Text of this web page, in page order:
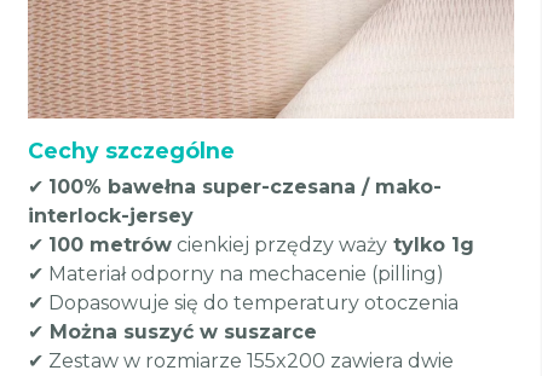
Cechy szczególne
✔ 100% bawełna super-czesana / mako-
interlock-jersey
✔ 100 metrów cienkiej przędzy waży tylko 1g
✔ Materiał odporny na mechacenie (pilling)
✔ Dopasowuje się do temperatury otoczenia
✔ Można suszyć w suszarce
✔ Zestaw w rozmiarze 155x200 zawiera dwie